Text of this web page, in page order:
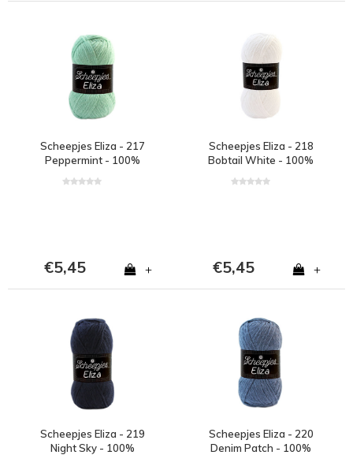
Scheepjes Eliza - 217
Peppermint - 100%
€5,45 +
Scheepjes Eliza - 218
Bobtail White - 100%
€5,45 +
Scheepjes Eliza - 219
Night Sky - 100%
Scheepjes Eliza - 220
Denim Patch - 100%